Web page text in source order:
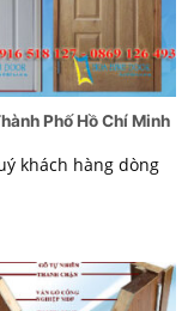
Phố Hồ Chí Minh
khách hàng dòng